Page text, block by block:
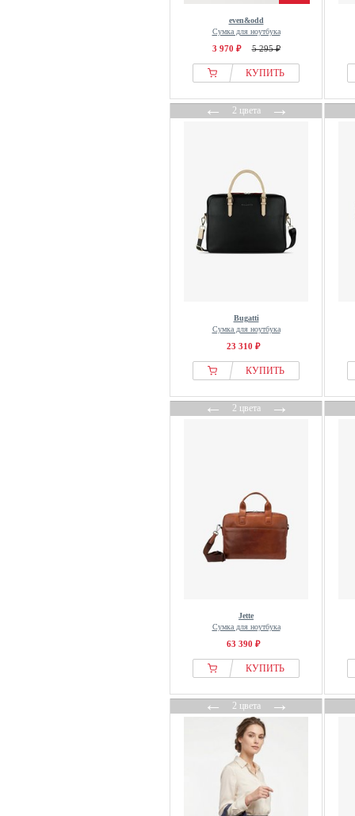
even&odd
Сумка для ноутбука
3 970 ₽ 5 295 ₽
КУПИТЬ
←2 цвета→
Bugatti
Сумка для ноутбука
23 310 ₽
КУПИТЬ
←2 цвета→
Jette
Сумка для ноутбука
63 390 ₽
КУПИТЬ
←2 цвета→